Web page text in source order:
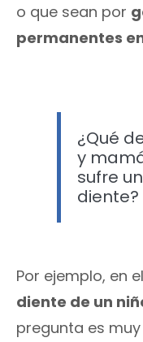
o que sean por
permanentes
¿Qué
y
sufre
diente?
Por ejemplo, en
diente de un
pregunta es